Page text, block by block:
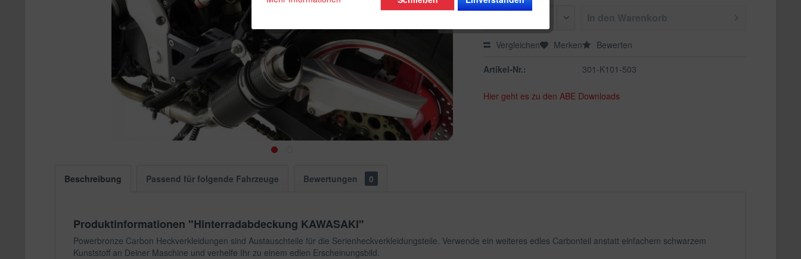
Vergleichen Merken Bewerten
Artikel-Nr.: 301-K101-503
Hier geht es zu den ABE Downloads
Beschreibung Passend für folgende Fahrzeuge Bewertungen 0
Produktinformationen "Hinterradabdeckung KAWASAKI"
Powerbronze Carbon Heckverkleidungen sind Austauschteile für die Serienheckverkleidungsteile. Verwende ein weiteres edles Carbonteil anstatt einfachem schwarzem
Kunststoff an Deiner Maschine und verhelfe Ihr zu einem edlen Erscheinungsbild.